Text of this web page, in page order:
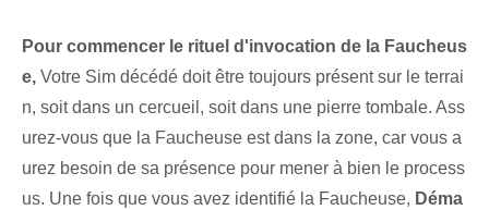
Pour commencer le rituel d'invocation de la Faucheus
e, Votre Sim décédé doit être toujours présent sur le terrai
n, soit dans un cercueil, soit dans une pierre tombale. Ass
urez-vous que la Faucheuse est dans la zone, car vous a
urez besoin de sa présence pour mener à bien le process
us. Une fois que vous avez identifié la Faucheuse, Déma